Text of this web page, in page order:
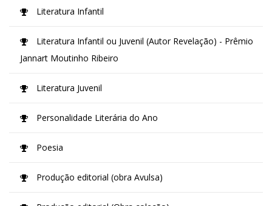
Literatura Infantil
Literatura Infantil ou Juvenil (Autor Revelação) - Prêmio
Jannart Moutinho Ribeiro
Literatura Juvenil
Personalidade Literária do Ano
Poesia
Produção editorial (obra Avulsa)